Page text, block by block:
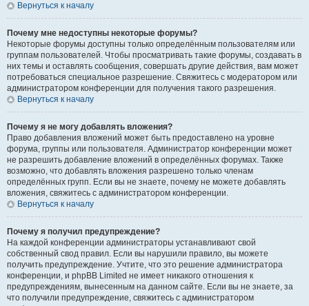
Вернуться к началу
Почему мне недоступны некоторые форумы?
Некоторые форумы доступны только определённым пользователям или
группам пользователей. Чтобы просматривать такие форумы, создавать в
них темы и оставлять сообщения, совершать другие действия, вам может
потребоваться специальное разрешение. Свяжитесь с модератором или
администратором конференции для получения такого разрешения.
Вернуться к началу
Почему я не могу добавлять вложения?
Право добавления вложений может быть предоставлено на уровне
форума, группы или пользователя. Администратор конференции может
не разрешить добавление вложений в определённых форумах. Также
возможно, что добавлять вложения разрешено только членам
определённых групп. Если вы не знаете, почему не можете добавлять
вложения, свяжитесь с администратором конференции.
Вернуться к началу
Почему я получил предупреждение?
На каждой конференции администраторы устанавливают свой
собственный свод правил. Если вы нарушили правило, вы можете
получить предупреждение. Учтите, что это решение администратора
конференции, и phpBB Limited не имеет никакого отношения к
предупреждениям, вынесенным на данном сайте. Если вы не знаете, за
что получили предупреждение, свяжитесь с администратором